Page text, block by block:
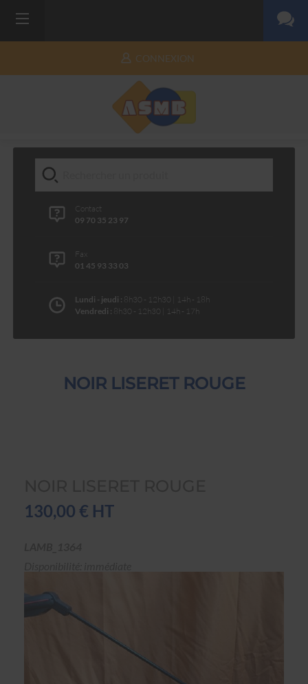
CONNEXION
Contact
09 70 35 23 97
Fax
01 45 93 33 03
Lundi - jeudi : 8h30 - 12h30 | 14h - 18h
Vendredi : 8h30 - 12h30 | 14h - 17h
NOIR LISERET ROUGE
130,00 € HT